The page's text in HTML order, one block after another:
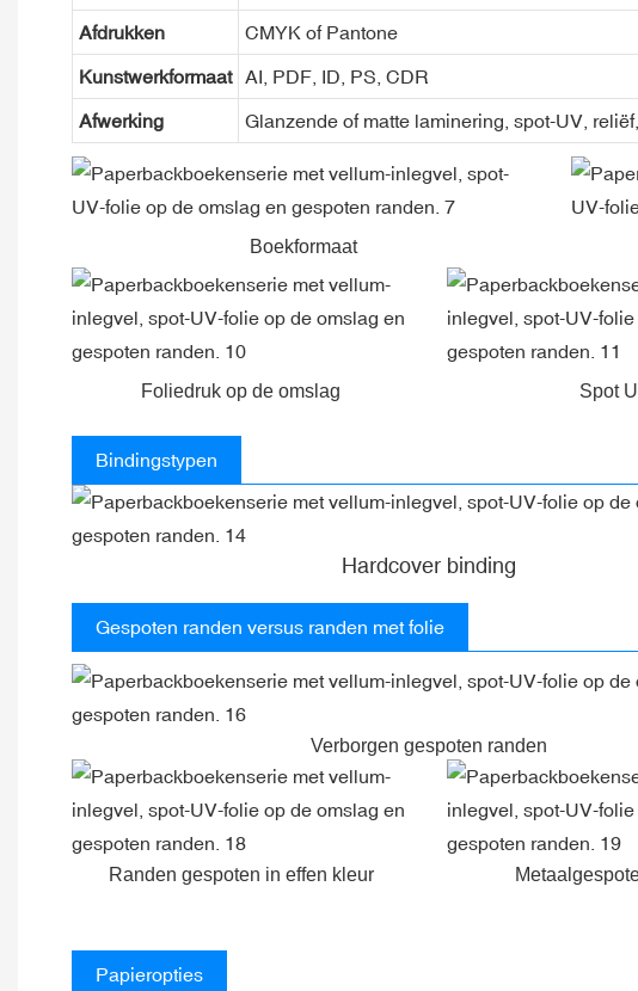
Afdrukken CMYK of Pantone
Kunstwerkformaat AI, PDF, ID, PS, CDR
Afwerking Glanzende of matte laminering, spot-UV,
Boekformaat
Foliedruk op de omslag Spot
Bindingstypen
Hardcover binding
Gespoten randen versus randen met folie
Verborgen gespoten randen
Randen gespoten in effen kleur
Papieropties